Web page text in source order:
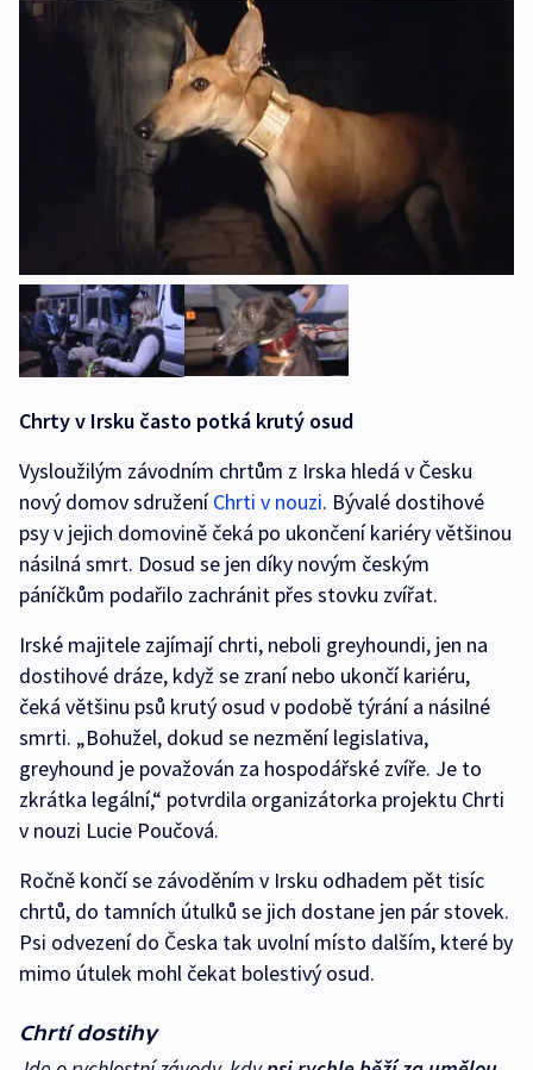
Chrty v Irsku často potká krutý osud
Vysloužilým závodním chrtům z Irska hledá v Česku
nový domov sdruženíChrti v nouzi. Bývalé dostihové
psy v jejich domovině čeká po ukončení kariéry většinou
násilná smrt. Dosud se jen díky novým českým
páníčkům podařilo zachránit přes stovku zvířat.
Irské majitele zajímají chrti, neboli greyhoundi, jen na
dostihové dráze, když se zraní nebo ukončí kariéru,
čeká většinu psů krutý osud v podobě týrání a násilné
smrti. „Bohužel, dokud se nezmění legislativa,
greyhound je považován za hospodářské zvíře. Je to
zkrátka legální,“ potvrdila organizátorka projektu Chrti
v nouzi Lucie Poučová.
Ročně končí se závoděním v Irsku odhadem pět tisíc
chrtů, do tamních útulků se jich dostane jen pár stovek.
Psi odvezení do Česka tak uvolní místo dalším, které by
mimo útulek mohl čekat bolestivý osud.
Chrtí dostihy